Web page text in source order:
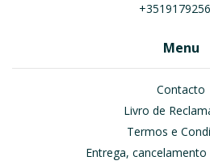
Menu
Contacto
Livro de
Termos e
Entrega,